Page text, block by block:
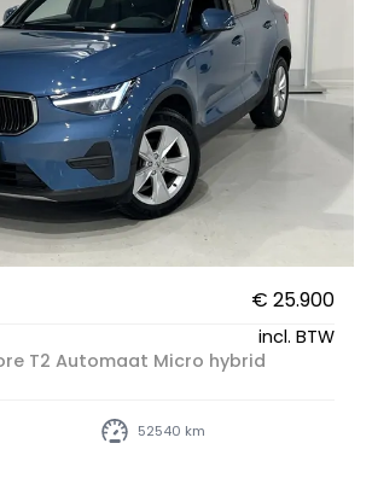
€ 25.900
incl. BTW
T2 Automaat Micro hybrid
52540 km